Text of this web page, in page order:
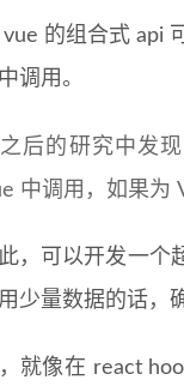
vue 的组合式 api
调用。
后的研究中发
中调用，如果为
，可以开发一个
少量数据的话，
就像在 react